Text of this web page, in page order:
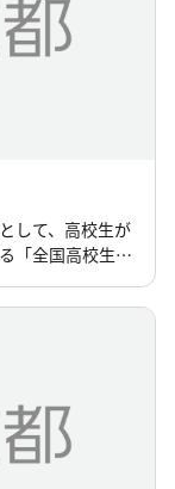
して、高校生が
「全国高校生金
後援していま